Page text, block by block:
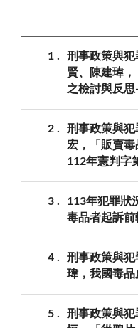
1
刑事政策與
賢、陳建瑋
之檢討與反
2
刑事政策與
宏，「販賣
112年憲判字
3
113年犯罪狀
毒品者起訴
4
刑事政策與
瑋，我國毒
5
刑事政策與